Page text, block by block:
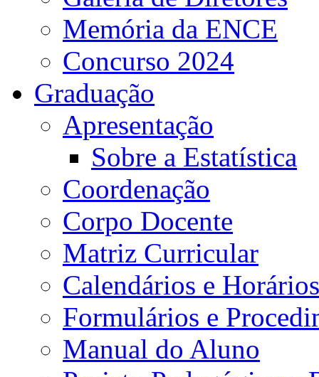
Memória da ENCE
Concurso 2024
Graduação
Apresentação
Sobre a Estatística
Coordenação
Corpo Docente
Matriz Curricular
Calendários e Horários
Formulários e
Manual do Aluno